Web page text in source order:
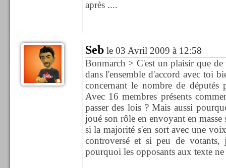
après ....
Seble 03 Avril 2009 à 12:58
Bonmarch > C'est un plaisir que
dans l'ensemble d'accord avec toi
concernant le nombre de
Avec 16 membres présents
passer des lois ? Mais aussi
joué son rôle en envoyant en masse
si la majorité s'en sort avec une
controversé et si peu de votants,
pourquoi les opposants aux texte ne